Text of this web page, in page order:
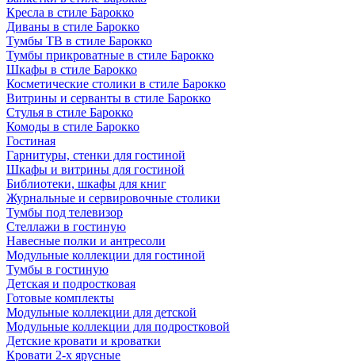
Кресла в стиле Барокко
Диваны в стиле Барокко
Тумбы ТВ в стиле Барокко
Тумбы прикроватные в стиле Барокко
Шкафы в стиле Барокко
Косметические столики в стиле Барокко
Витрины и серванты в стиле Барокко
Стулья в стиле Барокко
Комоды в стиле Барокко
Гостиная
Гарнитуры, стенки для гостиной
Шкафы и витрины для гостиной
Библиотеки, шкафы для книг
Журнальные и сервировочные столики
Тумбы под телевизор
Стеллажи в гостиную
Навесные полки и антресоли
Модульные коллекции для гостиной
Тумбы в гостиную
Детская и подростковая
Готовые комплекты
Модульные коллекции для детской
Модульные коллекции для подростковой
Детские кровати и кроватки
Кровати 2-х ярусные